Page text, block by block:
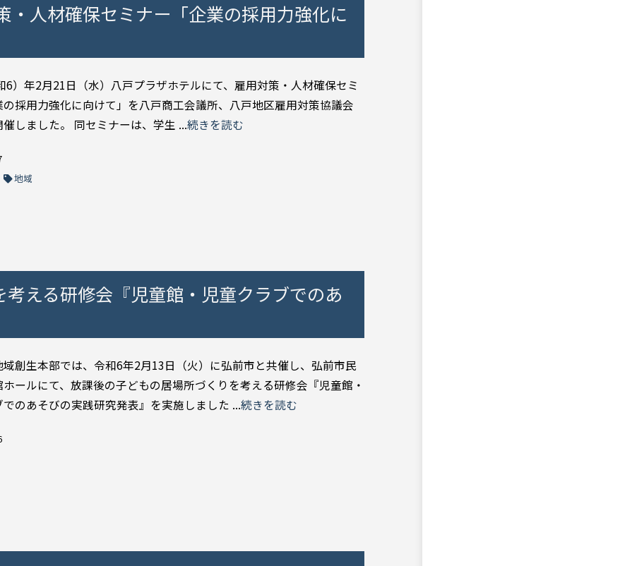
・人材確保セミナー「企業の採用力強化に
6）年2月21日（水）八戸プラザホテルにて、雇用対策・人材確保セミ
の採用力強化に向けて」を八戸商工会議所、八戸地区雇用対策協議会
催しました。 同セミナーは、学生 ...続きを読む
地域
える研修会『児童館・児童クラブでのあ
創生本部では、令和6年2月13日（火）に弘前市と共催し、弘前市民
ールにて、放課後の子どもの居場所づくりを考える研修会『児童館・
でのあそびの実践研究発表』を実施しました ...続きを読む